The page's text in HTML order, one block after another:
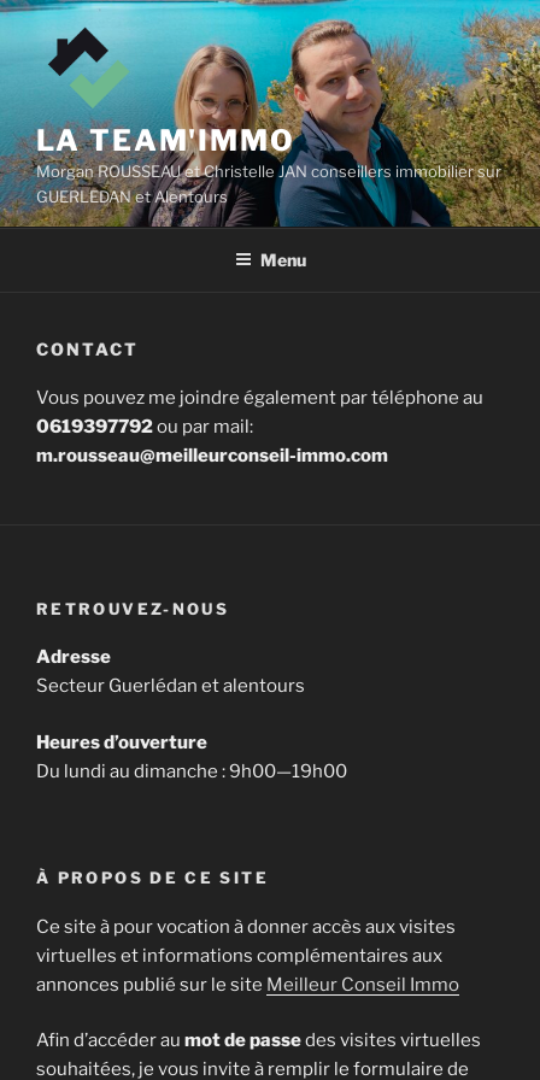
Aller
contenu
LA TEAM'IMMO
Morgan ROUSSEAU et Christelle JAN conseillers immobilier sur
GUERLEDAN et Alentours
Menu
CONTACT
Vous pouvez me joindre également par téléphone au
0619397792ou par mail:
m.rousseau@meilleurconseil-immo.com
RETROUVEZ-NOUS
Adresse
Secteur Guerlédan et alentours
Heures d’ouverture
Du lundi au dimanche : 9h00—19h00
À PROPOS DE CE SITE
Ce site à pour vocation à donner accès aux visites
virtuelles et informations complémentaires aux
annonces publié sur le site Meilleur Conseil Immo
Afin d’accéder au mot de passedes visites virtuelles
souhaitées, je vous invite à remplir le formulaire de